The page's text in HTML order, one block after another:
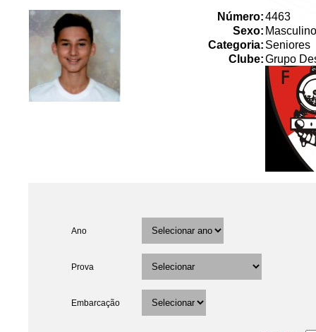
Número:4463
Sexo: Masculino
Categoria: Seniores
Clube:Grupo
Ano
Prova
Embarcação